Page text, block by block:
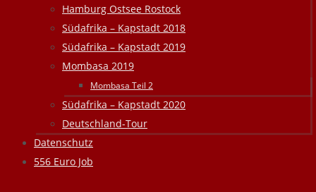
Hamburg Ostsee Rostock
Südafrika – Kapstadt 2018
Südafrika – Kapstadt 2019
Mombasa 2019
Mombasa Teil 2
Südafrika – Kapstadt 2020
Deutschland-Tour
Datenschutz
556 Euro Job